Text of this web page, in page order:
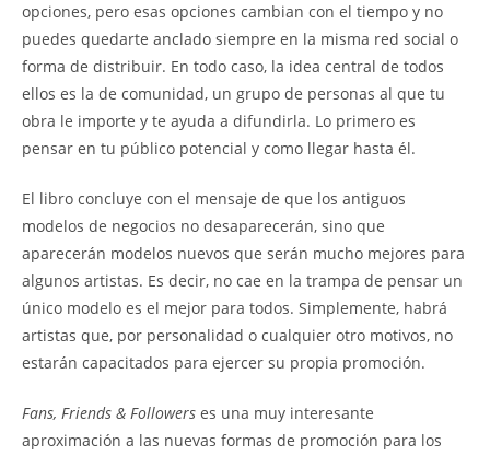
opciones, pero esas opciones cambian con el tiempo y no
puedes quedarte anclado siempre en la misma red social o
forma de distribuir. En todo caso, la idea central de todos
ellos es la de comunidad, un grupo de personas al que tu
obra le importe y te ayuda a difundirla. Lo primero es
pensar en tu público potencial y como llegar hasta él.
El libro concluye con el mensaje de que los antiguos
modelos de negocios no desaparecerán, sino que
aparecerán modelos nuevos que serán mucho mejores para
algunos artistas. Es decir, no cae en la trampa de pensar un
único modelo es el mejor para todos. Simplemente, habrá
artistas que, por personalidad o cualquier otro motivos, no
estarán capacitados para ejercer su propia promoción.
Fans, Friends & Followers es una muy interesante
aproximación a las nuevas formas de promoción para los